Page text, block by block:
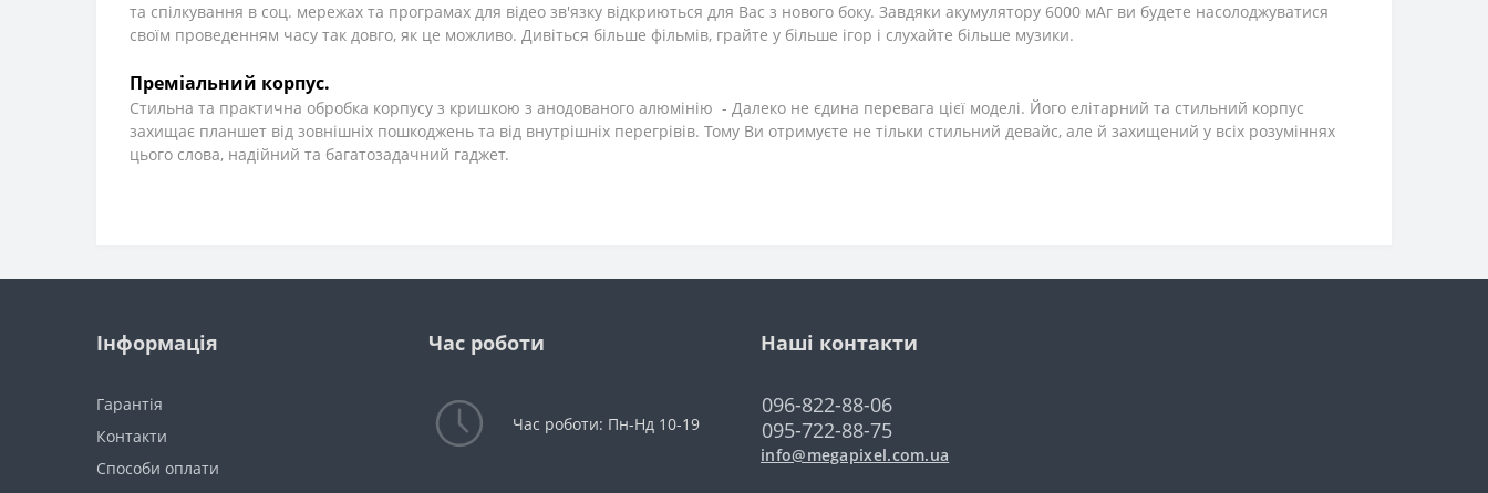
та спілкування в соц. мережах та програмах для відео зв'язку відкриються для Вас з нового боку. Завдяки акумулятору 6000 мАг ви будете насолоджуватися
своїм проведенням часу так довго, як це можливо. Дивіться більше фільмів, грайте у більше ігор і слухайте більше музики.
Преміальний корпус.
Стильна та практична обробка корпусу з кришкою з анодованого алюмінію - Далеко не єдина перевага цієї моделі. Його елітарний та стильний корпус
захищає планшет від зовнішніх пошкоджень та від внутрішніх перегрівів. Тому Ви отримуєте не тільки стильний девайс, але й захищений у всіх розуміннях
цього слова, надійний та багатозадачний гаджет.
Інформація
Гарантія
Контакти
Способи оплати
Час роботи
Час роботи: Пн-Нд 10-19
Наші контакти
096-822-88-06
095-722-88-75
info@megapixel.com.ua